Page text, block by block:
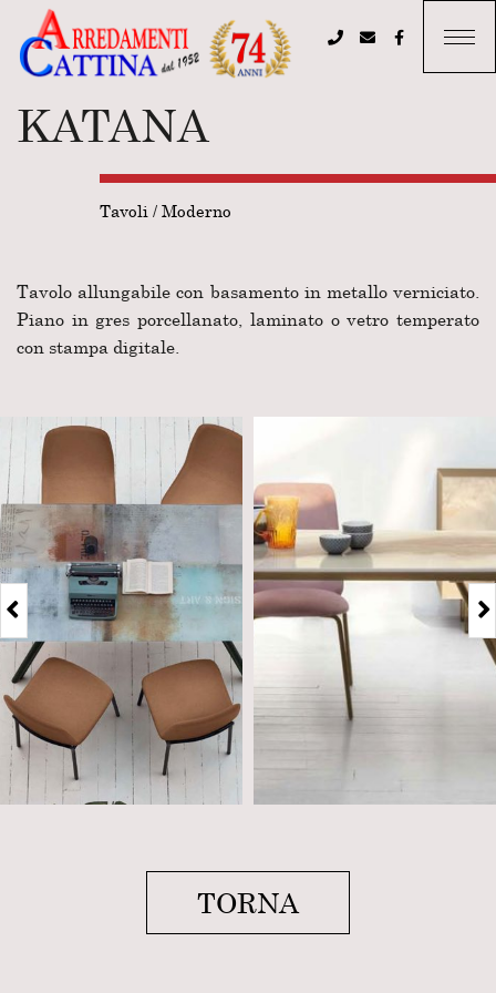
KATANA
Tavoli / Moderno
Tavolo allungabile con basamento in metallo verniciato.
Piano in gres porcellanato, laminato o vetro temperato
con stampa digitale.
TORNA